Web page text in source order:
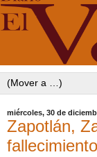
miércoles, 30 de
Zapotlán,